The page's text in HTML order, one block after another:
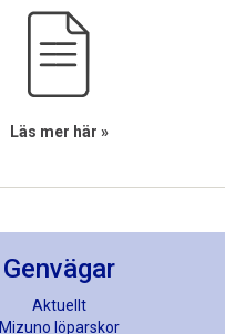
Läs mer här »
Genvägar
Aktuellt
Mizuno löparskor